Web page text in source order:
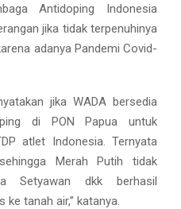
Antidoping Indonesia
jika tidak terpenuhinya
adanya Pandemi Covid-
jika WADA bersedia
di PON Papua untuk
atlet Indonesia. Ternyata
Merah Putih tidak
Setyawan dkk berhasil
tanah air,” katanya.